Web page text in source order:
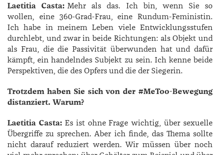
Laetitia Casta:Mehr als das. Ich bin, wenn Sie so
wollen, eine 360-Grad-Frau, eine Rundum-Feministin.
Ich habe in meinem Leben viele Entwicklungsstufen
durchlebt, und zwar in beide Richtungen: als Objekt und
als Frau, die die Passivität überwunden hat und dafür
kämpft, ein handelndes Subjekt zu sein. Ich kenne beide
Perspektiven, die des Opfers und die der Siegerin.
Trotzdem haben Sie sich von der #MeToo-Bewegung
distanziert. Warum?
Laetitia Casta: Es ist ohne Frage wichtig, über sexuelle
Übergriffe zu sprechen. Aber ich finde, das Thema sollte
nicht darauf reduziert werden. Wir müssen über noch